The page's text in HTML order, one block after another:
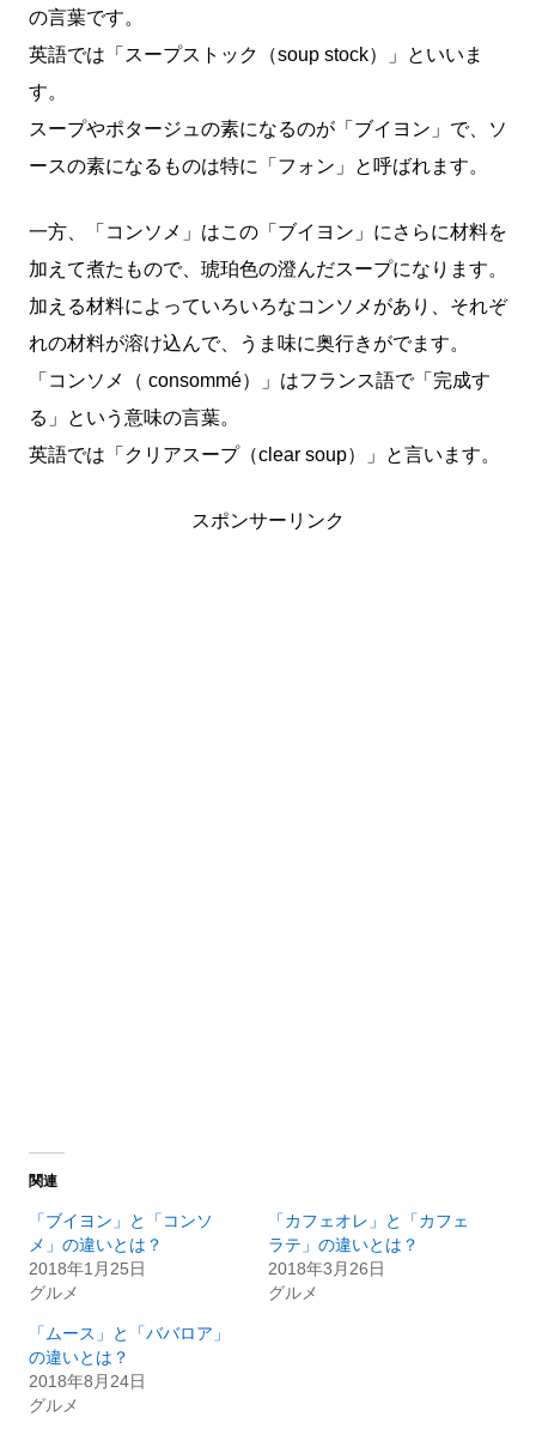
の言葉です。
英語では「スープストック（soup stock）」といいま
す。
スープやポタージュの素になるのが「ブイヨン」で、ソ
ースの素になるものは特に「フォン」と呼ばれます。
一方、「コンソメ」はこの「ブイヨン」にさらに材料を
加えて煮たもので、琥珀色の澄んだスープになります。
加える材料によっていろいろなコンソメがあり、それぞ
れの材料が溶け込んで、うま味に奥行きがでます。
「コンソメ（ consommé）」はフランス語で「完成す
る」という意味の言葉。
英語では「クリアスープ（clear soup）」と言います。
スポンサーリンク
関連
「ブイヨン」と「コンソ
メ」の違いとは？
2018年1月25日
グルメ
「カフェオレ」と「カフェ
ラテ」の違いとは？
2018年3月26日
グルメ
「ムース」と「ババロア」
の違いとは？
2018年8月24日
グルメ